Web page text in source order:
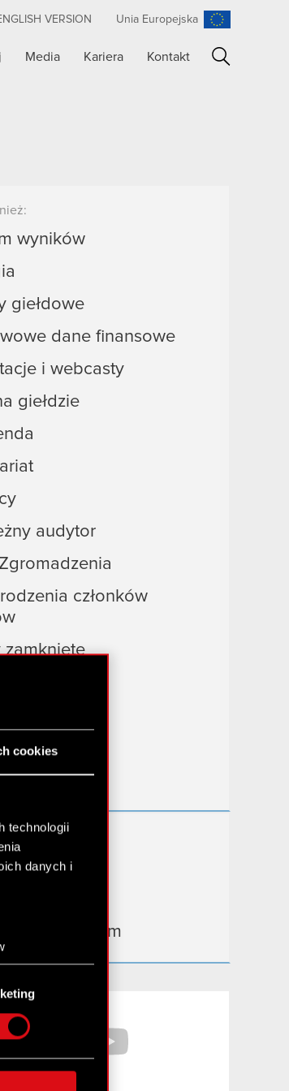
cookies
technologii
danych i
w
i
VERSION Unia Europejska
Media Kariera Kontakt
wyników
giełdowe
dane finansowe
i webcasty
giełdzie
audytor
członków
zamknięte
linki
IR
więcej: